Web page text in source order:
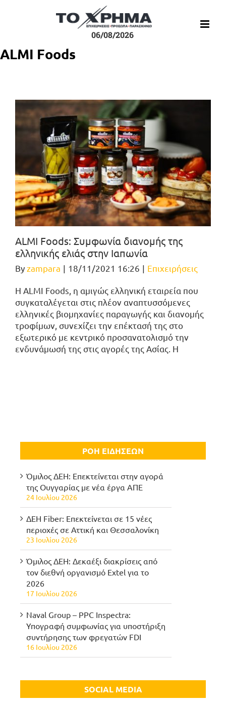
06/08/2026
ALMI Foods
ALMI Foods: Συμφωνία διανομής της
ελληνικής ελιάς στην Ιαπωνία
Byzampara | 18/11/2021 16:26 | Επιχειρήσεις
Η ALMI Foods, η αμιγώς ελληνική εταιρεία που
συγκαταλέγεται στις πλέον αναπτυσσόμενες
ελληνικές βιομηχανίες παραγωγής και διανομής
τροφίμων, συνεχίζει την επέκτασή της στο
εξωτερικό με κεντρικό προσανατολισμό την
ενδυνάμωσή της στις αγορές της Ασίας. Η
ΡΟΗ ΕΙΔΗΣΕΩΝ
Όμιλος ΔΕΗ: Επεκτείνεται στην αγορά
της Ουγγαρίας με νέα έργα ΑΠΕ
24 Ιουλίου 2026
ΔΕΗ Fiber: Επεκτείνεται σε 15 νέες
περιοχές σε Αττική και Θεσσαλονίκη
23 Ιουλίου 2026
Όμιλος ΔΕΗ: Δεκαέξι διακρίσεις από
τον διεθνή οργανισμό Extel για το
2026
17 Ιουλίου 2026
Naval Group – PPC Inspectra:
Υπογραφή συμφωνίας για υποστήριξη
συντήρησης των φρεγατών FDI
16 Ιουλίου 2026
SOCIAL MEDIA